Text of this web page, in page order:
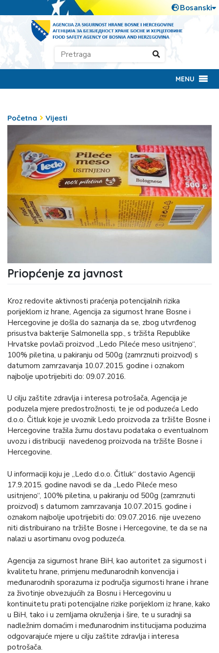
MENU
Početna Vijesti
Priopćenje za javnost
Kroz redovite aktivnosti praćenja potencijalnih rizika
porijeklom iz hrane, Agencija za sigurnost hrane Bosne i
Hercegovine je došla do saznanja da se, zbog utvrđenog
prisustva bakterije Salmonella spp., s tržišta Republike
Hrvatske povlači proizvod „Ledo Pileće meso usitnjeno“,
100% piletina, u pakiranju od 500g (zamrznuti proizvod) s
datumom zamrzavanja 10.07.2015. godine i oznakom
najbolje upotrijebiti do: 09.07.2016.
U cilju zaštite zdravlja i interesa potrošača, Agencija je
poduzela mjere predostrožnosti, te je od poduzeća Ledo
d.o.o. Čitluk koje je uvoznik Ledo proizvoda za tržište Bosne i
Hercegovine tražila žurnu dostavu podataka o eventualnom
uvozu i distribuciji navedenog proizvoda na tržište Bosne i
Hercegovine.
U informaciji koju je „Ledo d.o.o. Čitluk“ dostavio Agenciji
17.9.2015. godine navodi se da „Ledo Pileće meso
usitnjeno“, 100% piletina, u pakiranju od 500g (zamrznuti
proizvod) s datumom zamrzavanja 10.07.2015. godine i
oznakom najbolje upotrijebiti do: 09.07.2016. nije uvezeno
niti distribuirano na tržište Bosne i Hercegovine, te da se na
nalazi u asortimanu ovog poduzeća.
Agencija za sigurnost hrane BiH, kao autoritet za sigurnost i
kvalitetu hrane, primjenu međunarodnih konvencija i
međunarodnih sporazuma iz područja sigurnosti hrane i hrane
za životinje obvezujućih za Bosnu i Hercegovinu u
kontinuitetu prati potencijalne rizike porijeklom iz hrane, kako
u BiH, tako i u zemljama okruženja i šire, te u suradnji sa
nadležnim domaćim i međunarodnim institucijama poduzima
odgovarajuće mjere u cilju zaštite zdravlja i interesa
potrošača.